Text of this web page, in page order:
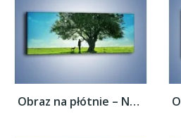
Obraz na płótnie – Na długi spacer z psem...